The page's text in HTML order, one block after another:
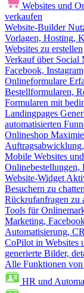
Websites und
verkaufen
Website-Builder
Vorlagen, Hosting,
Websites zu erstellen
Verkauf über Social
Facebook,
Onlineformulare
Bestellformularen,
Formularen mit
Landingpages
automatisierten
Onlineshop
Mobile Websites
Onlinebestellungen,
Website-Widget
Besuchern zu
Rückrufanfragen zu
Tools für
Marketing,
Automatisierung,
CoPilot in Websites
generierte Bilder,
Alle Funktionen von
HR und